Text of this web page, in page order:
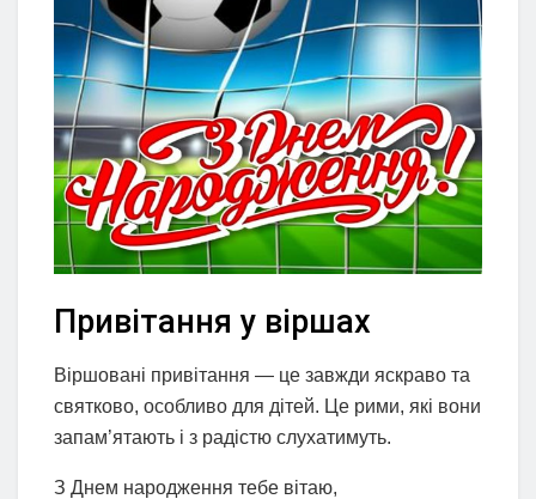
Привітання у віршах
Віршовані привітання — це завжди яскраво та
святково, особливо для дітей. Це рими, які вони
запам’ятають і з радістю слухатимуть.
З Днем народження тебе вітаю,